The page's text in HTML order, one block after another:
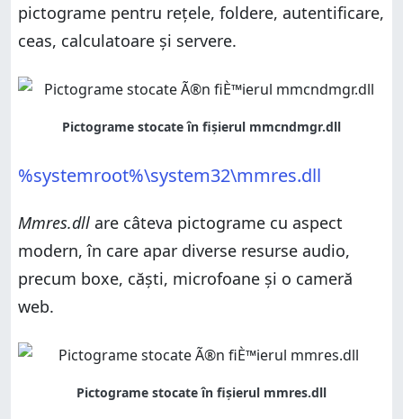
pictograme pentru rețele, foldere, autentificare,
ceas, calculatoare și servere.
%systemroot%\system32\mmres.dll
Mmres.dll are câteva pictograme cu aspect
modern, în care apar diverse resurse audio,
precum boxe, căști, microfoane și o cameră
web.